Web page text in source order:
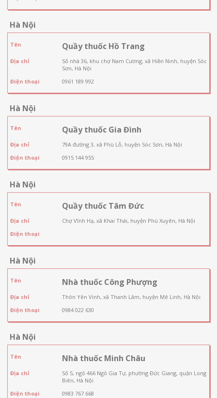
Hà Nội
Tên Quầy thuốc Hồ Trang
Địa chỉ
Số nhà 36, khu chợ Nam Cương, xã Hiền Ninh, huyện Sóc
Sơn, Hà Nội
Điện thoại
0961 189 992
Hà Nội
Tên Quầy thuốc Gia Đình
Địa chỉ
79A đường 3, xã Phù Lỗ, huyện Sóc Sơn, Hà Nội
Điện thoại
0915 144 955
Hà Nội
Tên Quầy thuốc Tâm Đức
Địa chỉ
Chợ Vĩnh Hạ, xã Khai Thái, huyện Phú Xuyên, Hà Nội
Điện thoại
Hà Nội
Tên Nhà thuốc Công Phượng
Địa chỉ
Thôn Yên Vinh, xã Thanh Lâm, huyện Mê Linh, Hà Nội
Điện thoại
0984 022 630
Hà Nội
Tên Nhà thuốc Minh Châu
Địa chỉ
Số 5, ngõ 466 Ngô Gia Tự, phường Đức Giang, quận Long
Biên, Hà Nội
Điện thoại
0983 767 668